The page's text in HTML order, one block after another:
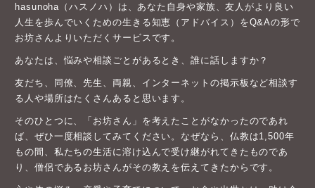
hasunoha（ハスノハ）は、あなた自身や家族、友人がより良い
人生を歩んでいくための生きる知恵（アドバイス）をQ&Aの形で
お坊さんよりいただくサービスです。
あなたは、悩みや相談ごとがあるとき、誰に話しますか？
友だち、同僚、先生、両親、インターネットの掲示板など相談す
る人や場所はたくさんあると思います。
そのひとつに、「お坊さん」を考えたことがなかったのであれ
ば、ぜひ一度相談してみてください。なぜなら、仏教は1,500年
もの間、私たちの生活に溶け込んで受け継がれてきたものであ
り、僧侶であるお坊さんがその教えを伝えてきたからです。